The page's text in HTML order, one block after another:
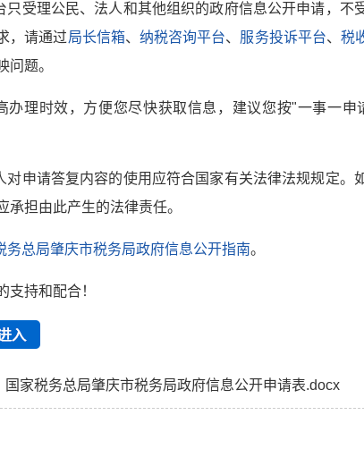
只受理公民、法人和其他组织的政府信息公开申请，不
，请通过局长信箱、 纳税咨询平台、 服务投诉平台、 税
问题。
办理时效，方便您尽快获取信息，建议您按"一事一
对申请答复内容的使用应符合国家有关法律法规规定。
承担由此产生的法律责任。
务总局肇庆市税务局政府信息公开指南。
支持和配合！
国家税务总局肇庆市税务局政府信息公开申请表.docx